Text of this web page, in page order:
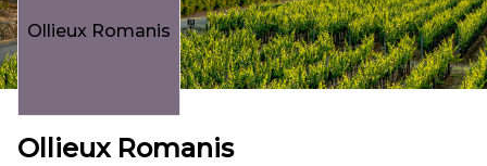
Ollieux Romanis
Ollieux Romanis